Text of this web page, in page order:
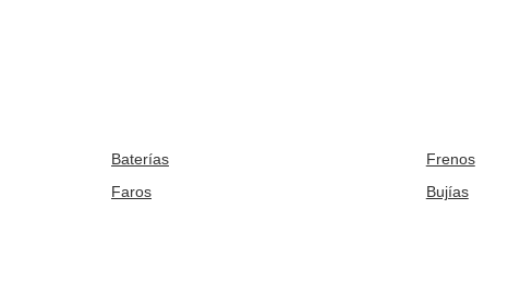
Baterías Frenos
Faros
Bujías